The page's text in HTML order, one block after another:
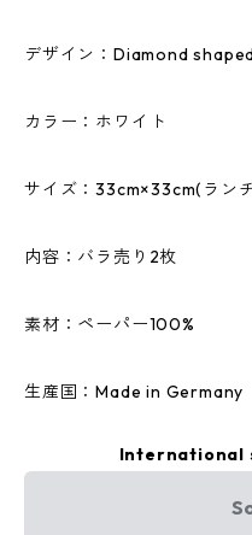
デザイン：Diamond
カラー：ホワイト
サイズ：33cm×33cm(ラン
内容：バラ売り2枚
素材：ペーパー100%
生産国：Made in Germany
International